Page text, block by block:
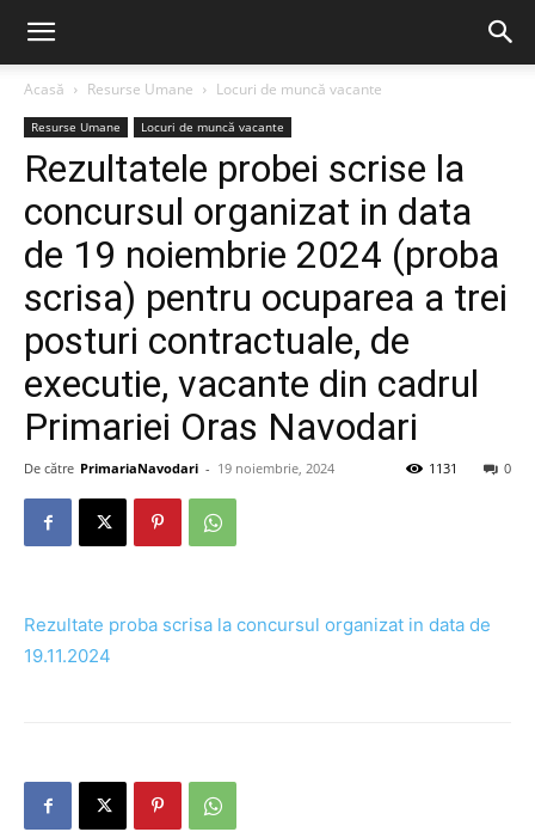
Acasă Resurse Umane Locuri de muncă vacante
Resurse Umane Locuri de muncă vacante
Rezultatele probei scrise la
concursul organizat in data
de 19 noiembrie 2024 (proba
scrisa) pentru ocuparea a trei
posturi contractuale, de
executie, vacante din cadrul
Primariei Oras Navodari
De către PrimariaNavodari - 19 noiembrie, 2024 0
1131
Rezultate proba scrisa la concursul organizat in data de
19.11.2024